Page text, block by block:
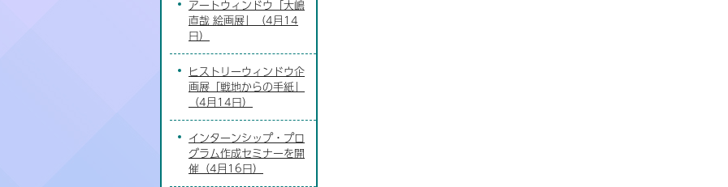
アートウィンドウ「大嶋
直哉 絵画展」（4月14
日）
ヒストリーウィンドウ企
画展「戦地からの手紙」
（4月14日）
インターンシップ・プロ
グラム作成セミナーを開
催（4月16日）